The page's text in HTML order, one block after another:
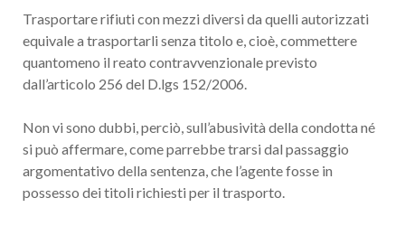
Trasportare rifiuti con mezzi diversi da quelli autorizzati
equivale a trasportarli senza titolo e, cioè, commettere
quantomeno il reato contravvenzionale previsto
dall’articolo 256 del D.lgs 152/2006.
Non vi sono dubbi, perciò, sull’abusività della condotta né
si può affermare, come parrebbe trarsi dal passaggio
argomentativo della sentenza, che l’agente fosse in
possesso dei titoli richiesti per il trasporto.